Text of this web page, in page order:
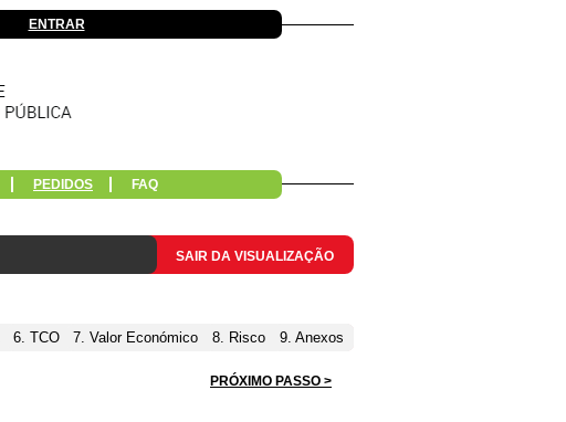
ENTRAR
PEDIDOS FAQ
SAIR DA VISUALIZAÇÃO
PRÓXIMO PASSO >
6. TCO 7. Valor Económico 8. Risco 9. Anexos